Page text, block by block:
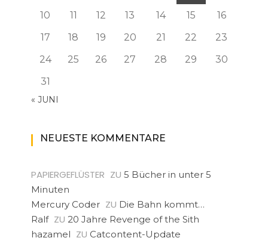
10
11 12 13 14 15
16
17
18 19 20 21 22
23
24
25 26 27 28 29
30
31
« JUNI
NEUESTE KOMMENTARE
PAPIERGEFLÜSTER ZU 5 Bücher in unter 5
Minuten
Mercury Coder ZU Die Bahn kommt…
Ralf ZU 20 Jahre Revenge of the Sith
hazamel ZU Catcontent-Update